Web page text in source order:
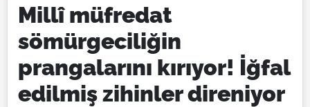
Millî müfredat
sömürgeciliğin
prangalarını kırıyor! İğfal
edilmiş zihinler direniyor